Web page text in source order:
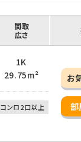
間取
広さ
1K
29.75m²
お
部
コンロ2口以上